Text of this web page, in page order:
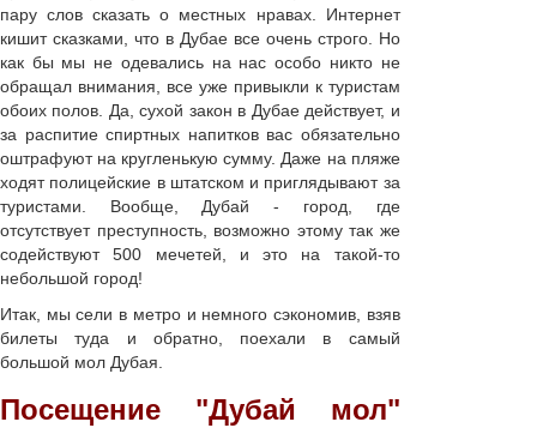
пару слов сказать о местных нравах. Интернет
кишит сказками, что в Дубае все очень строго. Но
как бы мы не одевались на нас особо никто не
обращал внимания, все уже привыкли к туристам
обоих полов. Да, сухой закон в Дубае действует, и
за распитие спиртных напитков вас обязательно
оштрафуют на кругленькую сумму. Даже на пляже
ходят полицейские в штатском и приглядывают за
туристами. Вообще, Дубай - город, где
отсутствует преступность, возможно этому так же
содействуют 500 мечетей, и это на такой-то
небольшой город!
Итак, мы сели в метро и немного сэкономив, взяв
билеты туда и обратно, поехали в самый
большой мол Дубая.
Посещение "Дубай мол"